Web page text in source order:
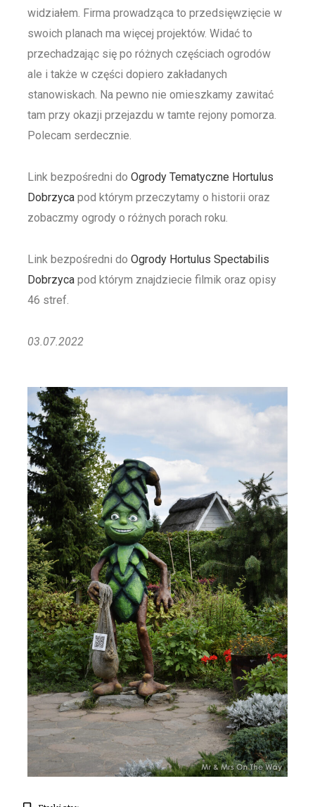
widziałem. Firma prowadząca to przedsięwzięcie w
swoich planach ma więcej projektów. Widać to
przechadzając się po różnych częściach ogrodów
ale i także w części dopiero zakładanych
stanowiskach. Na pewno nie omieszkamy zawitać
tam przy okazji przejazdu w tamte rejony pomorza.
Polecam serdecznie.
Link bezpośredni do Ogrody Tematyczne Hortulus
Dobrzyca pod którym przeczytamy o historii oraz
zobaczmy ogrody o różnych porach roku.
Link bezpośredni do Ogrody Hortulus Spectabilis
Dobrzyca pod którym znajdziecie filmik oraz opisy
46 stref.
03.07.2022